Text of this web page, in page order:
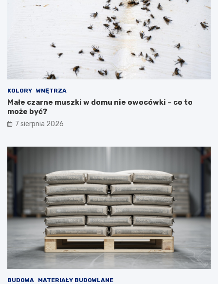
KOLORY WNĘTRZA
Małe czarne muszki w domu nie owocówki – co to
może być?
7 sierpnia 2026
BUDOWA MATERIAŁY BUDOWLANE